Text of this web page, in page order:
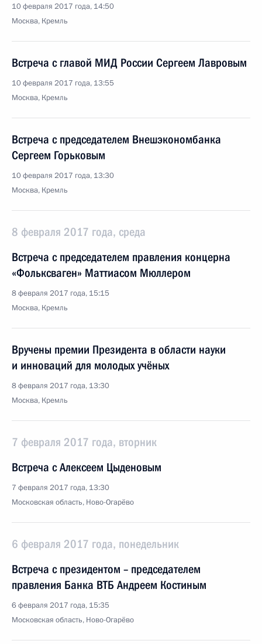
10 февраля 2017 года, 14:50
Москва, Кремль
Встреча с главой МИД России Сергеем Лавровым
10 февраля 2017 года, 13:55
Москва, Кремль
Встреча с председателем Внешэкономбанка
Сергеем Горьковым
10 февраля 2017 года, 13:30
Москва, Кремль
8 февраля 2017 года, среда
Встреча с председателем правления концерна
«Фольксваген» Маттиасом Мюллером
8 февраля 2017 года, 15:15
Москва, Кремль
Вручены премии Президента в области науки
и инноваций для молодых учёных
8 февраля 2017 года, 13:30
Москва, Кремль
7 февраля 2017 года, вторник
Встреча с Алексеем Цыденовым
7 февраля 2017 года, 13:30
Московская область, Ново-Огарёво
6 февраля 2017 года, понедельник
Встреча с президентом – председателем
правления Банка ВТБ Андреем Костиным
6 февраля 2017 года, 15:35
Московская область, Ново-Огарёво